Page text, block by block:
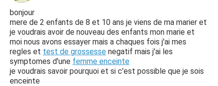
bonjour
mere de 2 enfants de 8 et 10 ans je viens de ma marier et
je voudrais avoir de nouveau des enfants mon marie et
moi nous avons essayer mais a chaques fois j'ai mes
regles et test de grossesse negatif mais j'ai les
symptomes d'une femme enceinte
je voudrais savoir pourquoi et si c'est possible que je sois
enceinte